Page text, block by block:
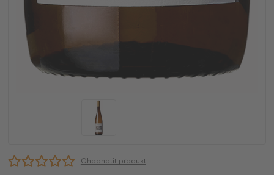
Ohodnotit produkt